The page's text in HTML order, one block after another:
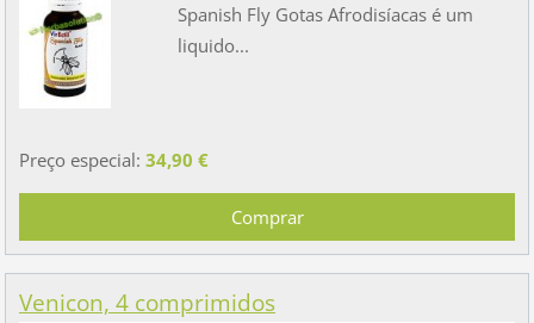
Spanish Fly Gotas Afrodisíacas é um
liquido...
Preço especial: 34,90 €
Venicon, 4 comprimidos